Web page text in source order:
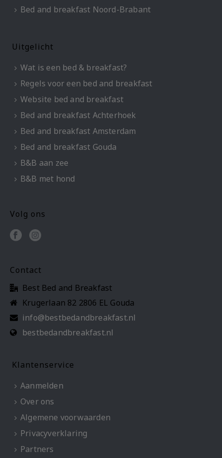
Bed and breakfast Noord-Brabant
Uitgelicht
Wat is een bed & breakfast?
Regels voor een bed and breakfast
Website bed and breakfast
Bed and breakfast Achterhoek
Bed and breakfast Amsterdam
Bed and breakfast Gouda
B&B aan zee
B&B met hond
Volg ons
Contact
Best Bed and Breakfast
Krugerlaan 82 2806 EL Gouda
info@bestbedandbreakfast.nl
bestbedandbreakfast.nl
Klantenservice
Aanmelden
Over ons
Algemene voorwaarden
Privacyverklaring
Partners